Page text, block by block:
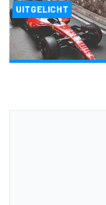
UITGELICHT